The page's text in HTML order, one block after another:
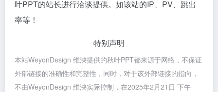
叶PPT的站长进行洽谈提供。如该站的IP、PV、跳出
率等！
特别声明
本站WeyonDesign 维泱提供的秋叶PPT都来源于网络，不保证
外部链接的准确性和完整性，同时，对于该外部链接的指向，
不由WeyonDesign 维泱实际控制，在2025年2月21日 下午